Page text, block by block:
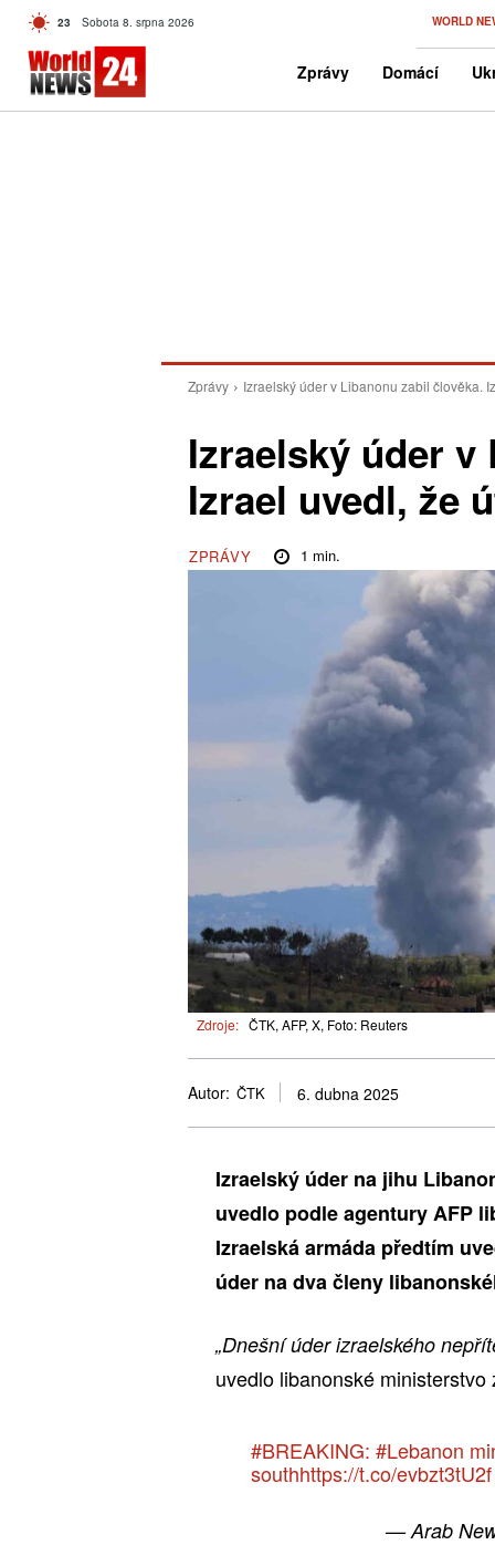
23 C Czech
Sobota 8. srpna 2026 WORLD
Zprávy Domácí
Zprávy Izraelský úder v Libanonu zabil člověka.
Izraelský úder v
Izrael uvedl, že
ZPRÁVY 1 min.
Zdroje: ČTK, AFP, X, Foto: Reuters
Autor: ČTK 6. dubna 2025
Izraelský úder na jihu
uvedlo podle agentury AFP
Izraelská armáda předtím
úder na dva členy
„Dnešní úder izraelského
uvedlo libanonské
#BREAKING: #Lebanon
southhttps://t.co/evbzt3tU2f
— Arab